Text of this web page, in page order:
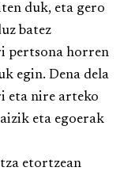
duk, eta gero
batez
pertsona horren
egin. Dena dela
eta nire arteko
eta egoerak
etortzean